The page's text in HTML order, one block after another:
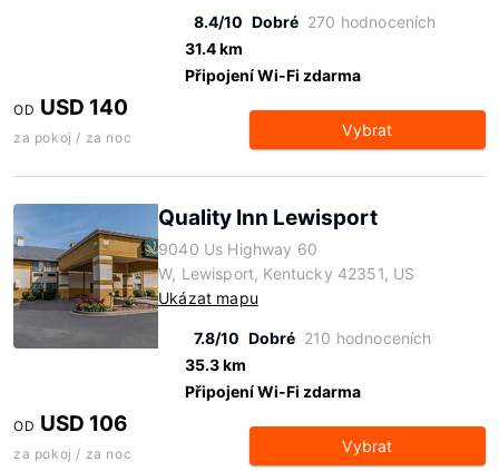
8.4/10 Dobré 270 hodnoceních
31.4 km
Připojení Wi-Fi zdarma
OD USD 140
za pokoj / za noc Vybrat
Quality Inn Lewisport
9040 Us Highway 60
W, Lewisport, Kentucky 42351, US
Ukázat mapu
7.8/10 Dobré 210 hodnoceních
35.3 km
Připojení Wi-Fi zdarma
OD USD 106
za pokoj / za noc Vybrat